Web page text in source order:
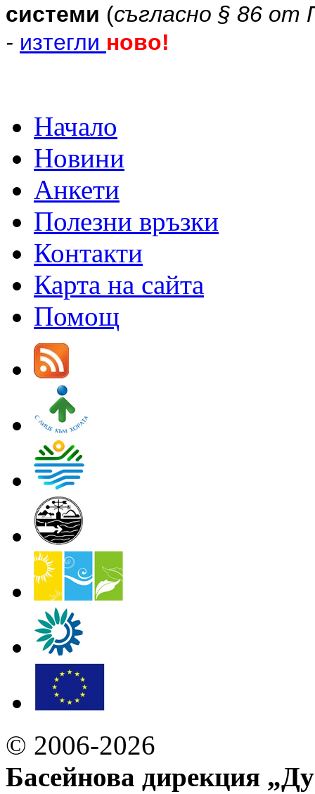
системи (съгласно § 86
- изтегли ново!
Начало
Новини
Анкети
Полезни връзки
Контакти
Карта на сайта
Помощ
© 2006-2026
Басейнова дирекция